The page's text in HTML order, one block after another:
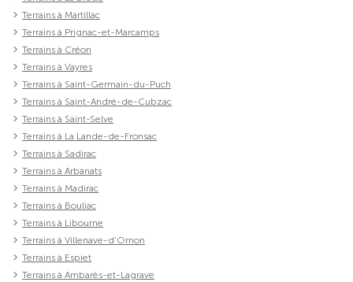
Terrains à Martillac
Terrains à Prignac-et-Marcamps
Terrains à Créon
Terrains à Vayres
Terrains à Saint-Germain-du-Puch
Terrains à Saint-André-de-Cubzac
Terrains à Saint-Selve
Terrains à La Lande-de-Fronsac
Terrains à Sadirac
Terrains à Arbanats
Terrains à Madirac
Terrains à Bouliac
Terrains à Libourne
Terrains à Villenave-d'Ornon
Terrains à Espiet
Terrains à Ambarès-et-Lagrave